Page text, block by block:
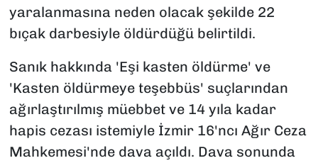
yaralanmasına neden olacak şekilde 22
bıçak darbesiyle öldürdüğü belirtildi.
Sanık hakkında 'Eşi kasten öldürme' ve
'Kasten öldürmeye teşebbüs' suçlarından
ağırlaştırılmış müebbet ve 14 yıla kadar
hapis cezası istemiyle İzmir 16'ncı Ağır Ceza
Mahkemesi'nde dava açıldı. Dava sonunda